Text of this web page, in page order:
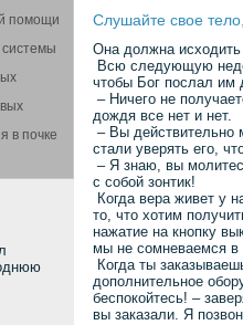
помощи
в почке
Слушайте свое
Она должна
Всю следующую
чтобы Бог послал им
– Ничего не
дождя все нет и нет.
– Вы действительно
стали уверять его,
– Я знаю, вы
с собой зонтик!
Когда вера живет у
то, что хотим
нажатие на кнопку
мы не сомневаемся в
Когда ты
дополнительное
беспокойтесь! –
вы заказали. Я